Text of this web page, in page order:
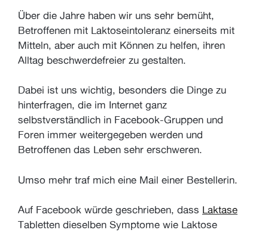
Über die Jahre haben wir uns sehr bemüht,
Betroffenen mit Laktoseintoleranz einerseits mit
Mitteln, aber auch mit Können zu helfen, ihren
Alltag beschwerdefreier zu gestalten.
Dabei ist uns wichtig, besonders die Dinge zu
hinterfragen, die im Internet ganz
selbstverständlich in Facebook-Gruppen und
Foren immer weitergegeben werden und
Betroffenen das Leben sehr erschweren.
Umso mehr traf mich eine Mail einer Bestellerin.
Auf Facebook würde geschrieben, dass Laktase
Tabletten dieselben Symptome wie Laktose